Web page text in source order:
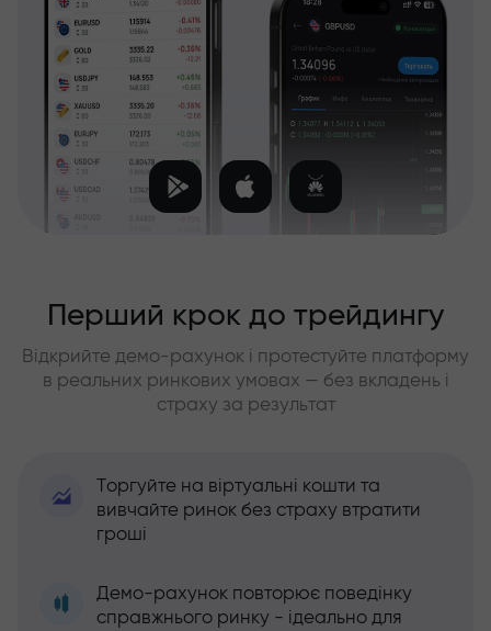
Перший крок до трейдингу
Відкрийте демо-рахунок і протестуйте платформу
в реальних ринкових умовах — без вкладень і
страху за результат
Торгуйте на віртуальні кошти та
вивчайте ринок без страху втратити
гроші
Демо-рахунок повторює поведінку
справжнього ринку - ідеально для